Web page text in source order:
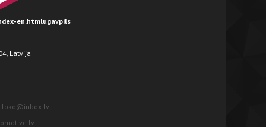
en.htmlugavpils
Latvija
loko@inbox.lv